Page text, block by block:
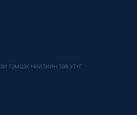
ТЭМЦЭХ НИЙТИЙН ТӨВ УТҮГ